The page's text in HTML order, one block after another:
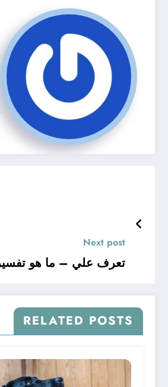
Next post
تعرف علي – ما هو تفسير
RELATED POSTS